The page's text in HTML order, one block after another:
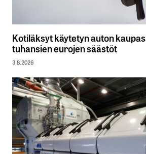
Kotiläksyt käytetyn auton
tuhansien eurojen säästöt
3.8.2026